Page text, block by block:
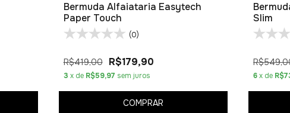
Bermuda Alfaiataria Easytech
Paper Touch
(0)
R$419,00 R$179,90
3 x de R$59,97 sem juros
COMPRAR
Slim
6 x de